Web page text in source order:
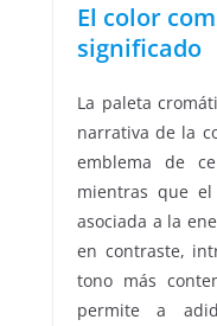
El color
significado
La paleta
narrativa de la
emblema de
mientras que
asociada a la
en contraste,
tono más
permite a